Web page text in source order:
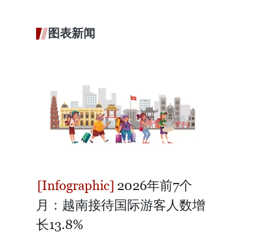
图表新闻
2026年前7个
月：越南接待国际游客人数增
长13.8%